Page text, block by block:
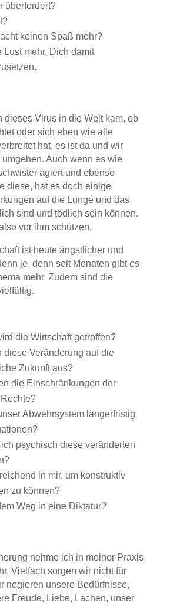
überfordert?
keinen Spaß mehr?
Lust mehr, Dich damit
dieses Virus in die Welt kam, ob
oder sich eben wie alle
hat, es ist da und wir
umgehen. Auch wenn es wie
agiert und ebenso
diese, hat es doch einige
auf die Lunge und das
sind und tödlich sein können.
vor ihm schützen.
ist heute ängstlicher und
je, denn seit Monaten gibt es
mehr. Zudem sind die
die Wirtschaft getroffen?
diese Veränderung auf die
Zukunft aus?
die Einschränkungen der
Abwehrsystem längerfristig
psychisch diese veränderten
in mir, um konstruktiv
zu können?
Weg in eine Diktatur?
nehme ich in meiner Praxis
Vielfach sorgen wir nicht für
negieren unsere Bedürfnisse,
Freude, Liebe, Lachen, unser